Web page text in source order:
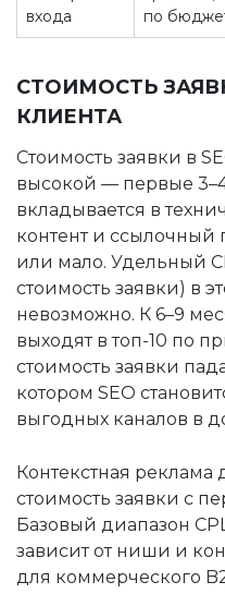
входа
по
СТОИМОСТЬ
КЛИЕНТА
Стоимость заявки в
высокой — первые
вкладывается в
контент и ссылочный
или мало. Удельный
стоимость заявки) в
невозможно. К 6–9
выходят в топ-10 по
стоимость заявки
котором SEO
выгодных каналов в
Контекстная реклама
стоимость заявки с
Базовый диапазон
зависит от ниши и
для коммерческого